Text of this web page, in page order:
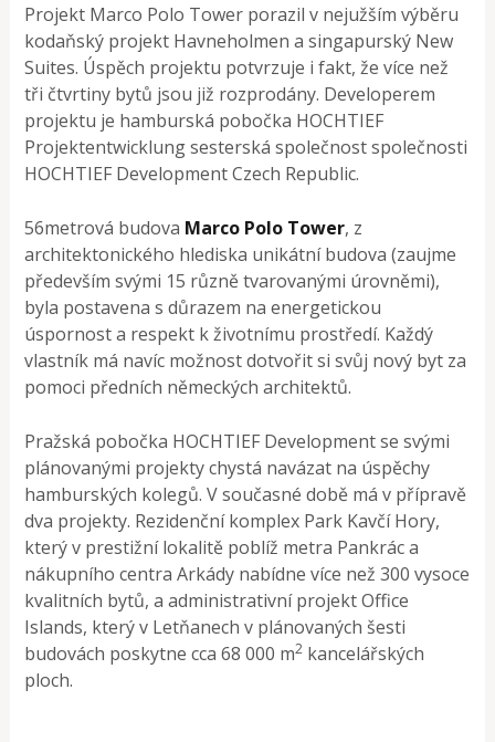
Projekt Marco Polo Tower porazil v nejužším výběru
kodaňský projekt Havneholmen a singapurský New
Suites. Úspěch projektu potvrzuje i fakt, že více než
tři čtvrtiny bytů jsou již rozprodány. Developerem
projektu je hamburská pobočka HOCHTIEF
Projektentwicklung sesterská společnost společnosti
HOCHTIEF Development Czech Republic.
56metrová budova Marco Polo Tower, z
architektonického hlediska unikátní budova (zaujme
především svými 15 různě tvarovanými úrovněmi),
byla postavena s důrazem na energetickou
úspornost a respekt k životnímu prostředí. Každý
vlastník má navíc možnost dotvořit si svůj nový byt za
pomoci předních německých architektů.
Pražská pobočka HOCHTIEF Development se svými
plánovanými projekty chystá navázat na úspěchy
hamburských kolegů. V současné době má v přípravě
dva projekty. Rezidenční komplex Park Kavčí Hory,
který v prestižní lokalitě poblíž metra Pankrác a
nákupního centra Arkády nabídne více než 300 vysoce
kvalitních bytů, a administrativní projekt Office
Islands, který v Letňanech v plánovaných šesti
budovách poskytne cca 68 000 m2 kancelářských
ploch.